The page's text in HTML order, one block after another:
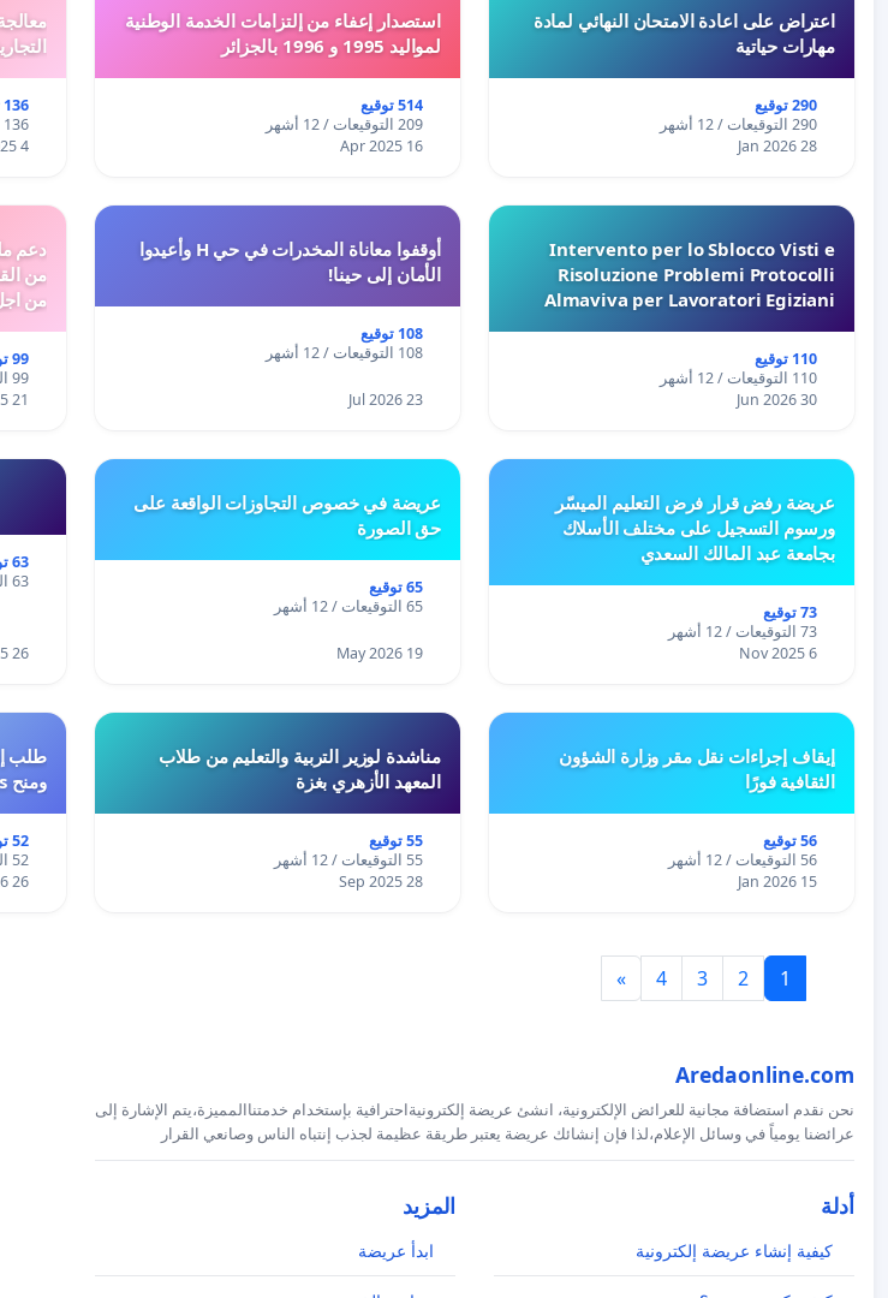
اعتراض على اعادة الامتحان النهائي لمادة
مهارات حياتية
290 توقيع
290 التوقيعات / 12 أشهر
28 Jan 2026
استصدار إعفاء من إلتزامات الخدمة الوطنية
لمواليد 1995 و 1996 بالجزائر
514 توقيع
209 التوقيعات / 12 أشهر
16 Apr 2025
136 توقيع
136 التوقيعات / 12 أشهر
4 Oct 2025
Intervento per lo Sblocco Visti e
Risoluzione Problemi Protocolli
Almaviva per Lavoratori Egiziani
110 توقيع
110 التوقيعات / 12 أشهر
30 Jun 2026
أوقفوا معاناة المخدرات في حي H وأعيدوا
الأمان إلى حينا!
108 توقيع
108 التوقيعات / 12 أشهر
23 Jul 2026
من
99 توقيع
99 التوقيعات / 12 أشهر
21 Aug 2025
عريضة رفض قرار فرض التعليم الميسّر
ورسوم التسجيل على مختلف الأسلاك
بجامعة عبد المالك السعدي
73 توقيع
73 التوقيعات / 12 أشهر
6 Nov 2025
عريضة في خصوص التجاوزات الواقعة على
حق الصورة
65 توقيع
65 التوقيعات / 12 أشهر
19 May 2026
63 توقيع
63 التوقيعات / 12 أشهر
26 Oct 2025
إيقاف إجراءات نقل مقر وزارة الشؤون
الثقافية فورًا
56 توقيع
56 التوقيعات / 12 أشهر
15 Jan 2026
مناشدة لوزير التربية والتعليم من طلاب
المعهد الأزهري بغزة
55 توقيع
55 التوقيعات / 12 أشهر
28 Sep 2025
ومنح Bonus
52 توقيع
52 التوقيعات / 12 أشهر
26 Mar 2026
1
2
3
4
»
Aredaonline.com
نحن نقدم استضافة مجانية للعرائض الإلكترونية، انشئ عريضة إلكترونيةاحترافية بإستخدام خدمتناالمميزة،يتم الإشارة إلى
عرائضنا يومياً في وسائل الإعلام،لذا فإن إنشائك عريضة يعتبر طريقة عظيمة لجذب إنتباه الناس وصانعي القرار
أدلة
كيفية إنشاء عريضة إلكترونية
المزيد
ابدأ عريضة